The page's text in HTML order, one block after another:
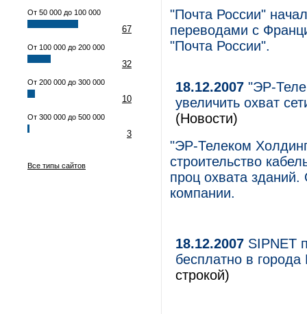
От 50 000 до 100 000
67
От 100 000 до 200 000
32
От 200 000 до 300 000
10
От 300 000 до 500 000
3
Все типы сайтов
"Почта России"
переводами с
"Почта России".
18.12.2007 "ЭР-
увеличить охват
(Новости)
"ЭР-Телеком
строительство
проц охвата
компании.
18.12.2007 SIPNET
бесплатно в
строкой)